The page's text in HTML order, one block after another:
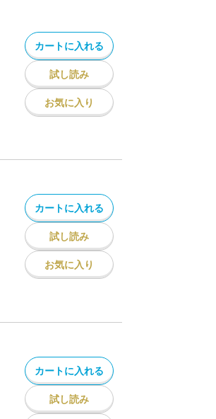
カートに入れる
試し読み
お気に入り
カートに入れる
試し読み
お気に入り
カートに入れる
試し読み